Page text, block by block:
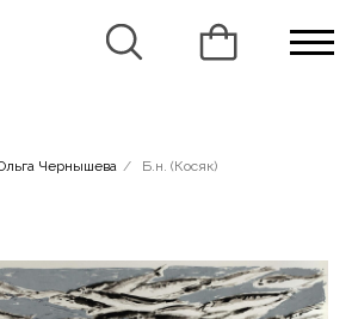
Чернышева / Б.н. (Косяк)